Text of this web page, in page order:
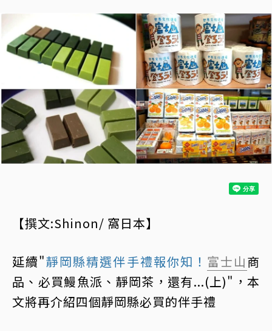
【撰文:Shinon/ 窩日本】
延續"靜岡縣精選伴手禮報你知！ 富士山商
品、必買鰻魚派、靜岡茶，還有...(上)"，本
文將再介紹四個靜岡縣必買的伴手禮